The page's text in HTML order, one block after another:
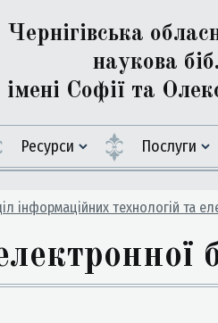
Чернігівська
наукова
імені Софії та
Ресурси Послуги
інформаційних технологій та